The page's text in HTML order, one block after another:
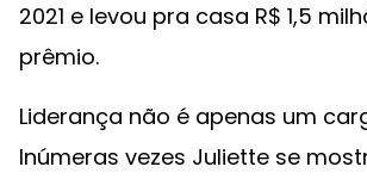
2021 e levou pra casa R$ 1,5
prêmio.
Liderança não é apenas um
Inúmeras vezes Juliette se